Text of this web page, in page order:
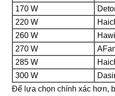
170 W
220 W
260 W
270 W
285 W
300 W
Để lựa chọn chính xác hơn,